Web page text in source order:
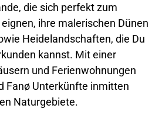
die sich perfekt zum
ihre malerischen Dünen
Heidelandschaften, die Du
kannst. Mit einer
und Ferienwohnungen
Fanø Unterkünfte inmitten
Naturgebiete.